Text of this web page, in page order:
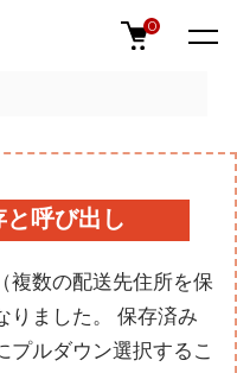
0
呼び出し
複数の配送先住所を保
りました。 保存済み
プルダウン選択するこ